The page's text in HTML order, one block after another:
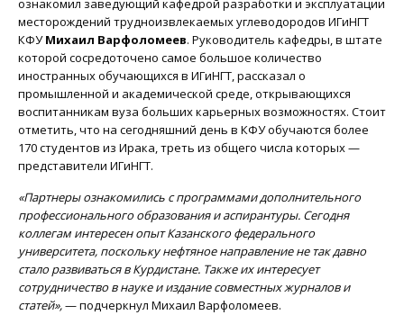
ознакомил заведующий кафедрой разработки и эксплуатации
месторождений трудноизвлекаемых углеводородов ИГиНГТ
КФУМихаил Варфоломеев. Руководитель кафедры, в штате
которой сосредоточено самое большое количество
иностранных обучающихся в ИГиНГТ, рассказал о
промышленной и академической среде, открывающихся
воспитанникам вуза больших карьерных возможностях. Стоит
отметить, что на сегодняшний день в КФУ обучаются более
170 студентов из Ирака, треть из общего числа которых —
представители ИГиНГТ.
«Партнеры ознакомились с программами дополнительного
профессионального образования и аспирантуры. Сегодня
коллегам интересен опыт Казанского федерального
университета, поскольку нефтяное направление не так давно
стало развиваться в Курдистане. Также их интересует
сотрудничество в науке и издание совместных журналов и
статей»,— подчеркнул Михаил Варфоломеев.